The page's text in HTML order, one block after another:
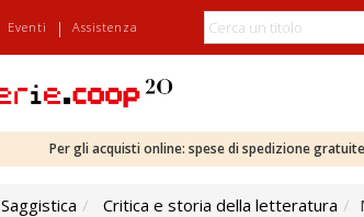
Eventi | Assistenza
Per gli acquisti online: spese di spedizione
Saggistica Critica e storia della letteratura